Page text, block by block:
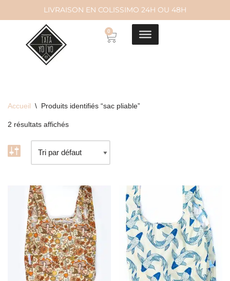
contenu
LIVRAISON EN COLISSIMO 24H OU 48H
0
Accueil \ Produits identifiés “sac pliable”
2 résultats affichés